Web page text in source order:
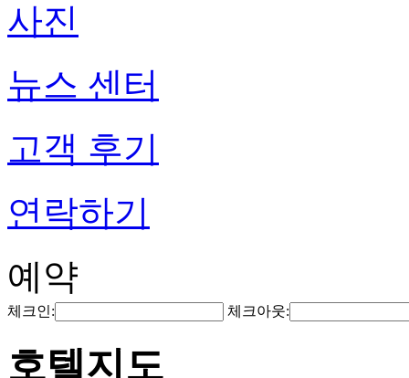
사진
뉴스 센터
고객 후기
연락하기
예약
체크인: 체크아웃:
호텔지도